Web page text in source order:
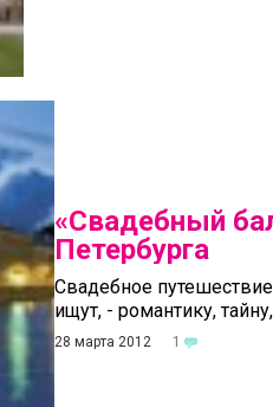
«Свадебный
Петербурга
Свадебное
ищут, - романтику,
1
28 марта 2012